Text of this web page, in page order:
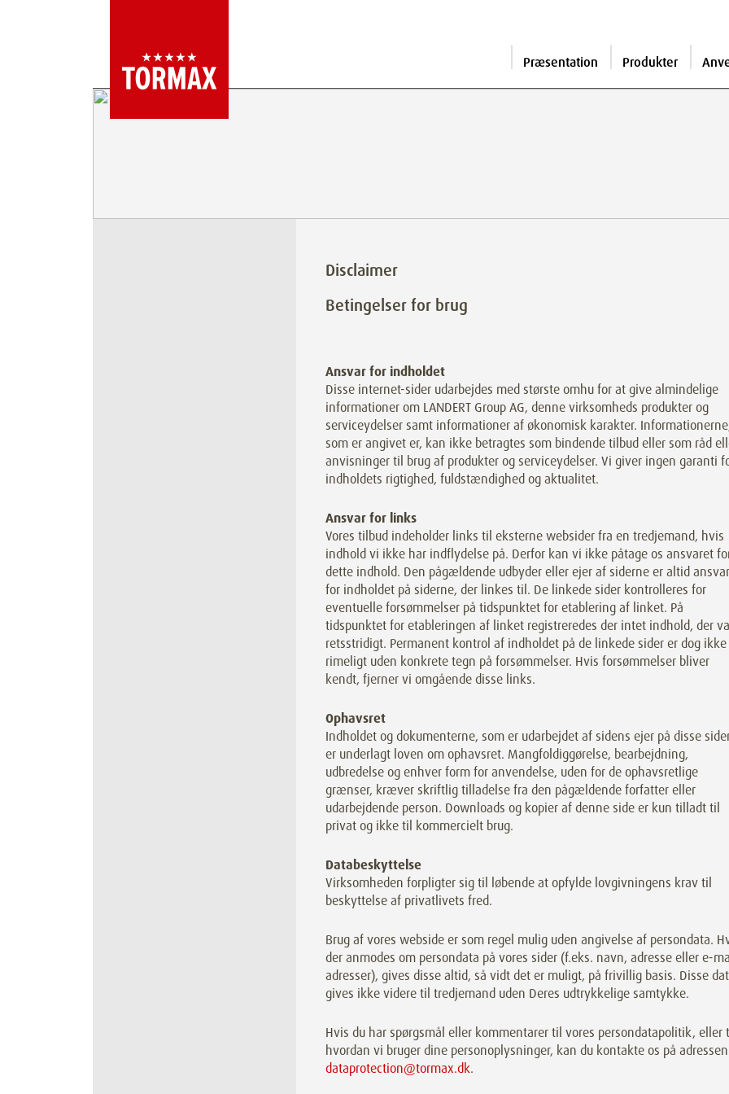
Præsentation Produkter
Disclaimer
Betingelser for brug
Ansvar for indholdet
Disse internet-sider udarbejdes med største omhu for at give almindelige
informationer om LANDERT Group AG, denne virksomheds produkter og
serviceydelser samt informationer af økonomisk karakter.
som er angivet er, kan ikke betragtes som bindende tilbud eller som råd
anvisninger til brug af produkter og serviceydelser. Vi giver ingen garanti
indholdets rigtighed, fuldstændighed og aktualitet.
Ansvar for links
Vores tilbud indeholder links til eksterne websider fra en tredjemand, hvis
indhold vi ikke har indflydelse på. Derfor kan vi ikke påtage os ansvaret
dette indhold. Den pågældende udbyder eller ejer af siderne er altid
for indholdet på siderne, der linkes til. De linkede sider kontrolleres for
eventuelle forsømmelser på tidspunktet for etablering af linket. På
tidspunktet for etableringen af linket registreredes der intet indhold, der
retsstridigt. Permanent kontrol af indholdet på de linkede sider er dog ikke
rimeligt uden konkrete tegn på forsømmelser. Hvis forsømmelser bliver
kendt, fjerner vi omgående disse links.
Ophavsret
Indholdet og dokumenterne, som er udarbejdet af sidens ejer på disse
er underlagt loven om ophavsret. Mangfoldiggørelse, bearbejdning,
udbredelse og enhver form for anvendelse, uden for de ophavsretlige
grænser, kræver skriftlig tilladelse fra den pågældende forfatter eller
udarbejdende person. Downloads og kopier af denne side er kun tilladt til
privat og ikke til kommercielt brug.
Databeskyttelse
Virksomheden forpligter sig til løbende at opfylde lovgivningens krav til
beskyttelse af privatlivets fred.
Brug af vores webside er som regel mulig uden angivelse af persondata.
der anmodes om persondata på vores sider (f.eks. navn, adresse eller e-
adresser), gives disse altid, så vidt det er muligt, på frivillig basis. Disse
gives ikke videre til tredjemand uden Deres udtrykkelige samtykke.
Hvis du har spørgsmål eller kommentarer til vores persondatapolitik, eller
hvordan vi bruger dine personoplysninger, kan du kontakte os på adressen
dataprotection@tormax.dk.